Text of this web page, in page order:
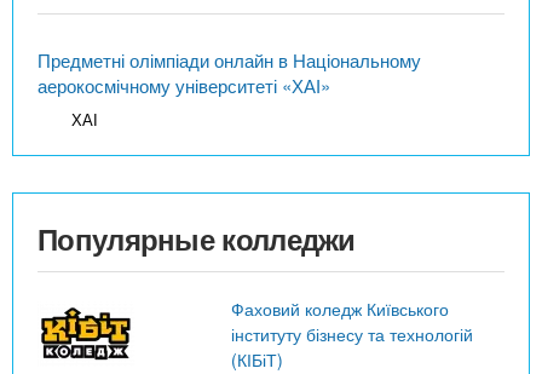
Предметні олімпіади онлайн в Національному
аерокосмічному університеті «ХАІ»
ХАІ
Популярные колледжи
Фаховий коледж Київського
інституту бізнесу та технологій
(КІБіТ)